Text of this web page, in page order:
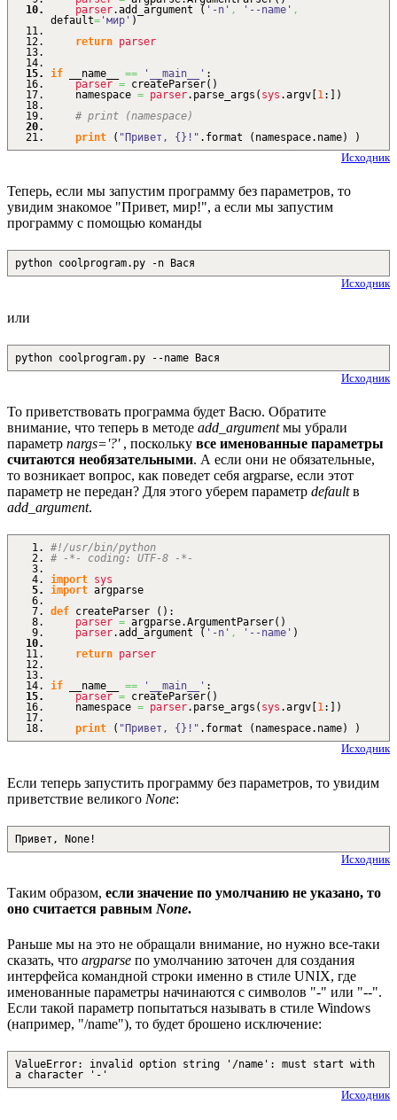
parser.add_argument ( '-n' , '--name' ,
default= 'мир' )
return parser
if __name__ == '__main__' :
parser = createParser( )
namespace = parser. parse_args ( sys .argv [1: ] )
# print (namespace)
print
( "Привет, {}!" . format ( namespace. name) )
Исходник
Теперь, если мы запустим программу без параметров, то
увидим знакомое "Привет, мир!", а если мы запустим
программу с помощью команды
python coolprogram.py -n Вася
Исходник
или
python coolprogram.py --name Вася
Исходник
То приветствовать программа будет Васю. Обратите
внимание, что теперь в методе add_argumentмы убрали
параметр nargs='?' , поскольку все именованные параметры
считаются необязательными. А если они не обязательные,
то возникает вопрос, как поведет себя argparse, если этот
параметр не передан? Для этого уберем параметр defaultв
add_argument.
#!/usr/bin/python
# -*- coding: UTF-8 -*-
import sys
import argparse
def createParser ( ) :
parser = argparse.ArgumentParser( )
parser.add_argument ( '-n' , '--name' )
return parser
if __name__ == '__main__' :
parser = createParser( )
namespace = parser. parse_args ( sys .argv 1:
)
print
( "Привет, {}!" . format ( namespace. name) )
Исходник
Если теперь запустить программу без параметров, то увидим
приветствие великого None:
Привет, None!
Исходник
Таким образом, если значение по умолчанию не указано, то
оно считается равным None.
Раньше мы на это не обращали внимание, но нужно все-таки
сказать, что argparse по умолчанию заточен для создания
интерфейса командной строки именно в стиле UNIX, где
именованные параметры начинаются с символов "-" или "--".
Если такой параметр попытаться называть в стиле Windows
(например, "/name"), то будет брошено исключение:
ValueError: invalid option string '/name': must start with
a character '-'
Исходник